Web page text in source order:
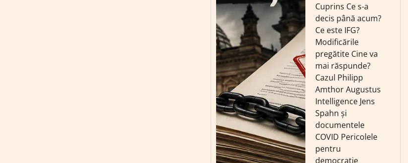
Cuprins Ce s-a
decis până acum?
Ce este IFG?
Modificările
pregătite Cine va
mai răspunde?
Cazul Philipp
Amthor Augustus
Intelligence Jens
Spahn și
documentele
COVID Pericolele
pentru
democrație